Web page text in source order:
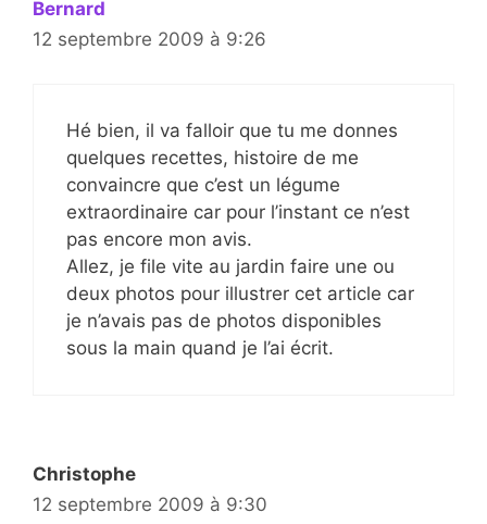
Bernard
12 septembre 2009 à 9:26
Hé bien, il va falloir que tu me donnes
quelques recettes, histoire de me
convaincre que c’est un légume
extraordinaire car pour l’instant ce n’est
pas encore mon avis.
Allez, je file vite au jardin faire une ou
deux photos pour illustrer cet article car
je n’avais pas de photos disponibles
sous la main quand je l’ai écrit.
Christophe
12 septembre 2009 à 9:30